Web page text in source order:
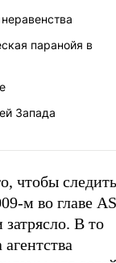
паранойя в
Запада
чтобы
м во главе
В то